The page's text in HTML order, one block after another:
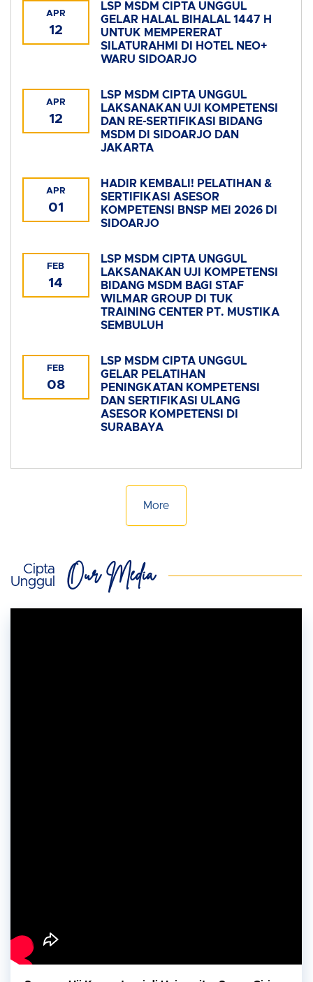
APR
12
LSP MSDM CIPTA UNGGUL
GELAR HALAL BIHALAL 1447 H
UNTUK MEMPERERAT
SILATURAHMI DI HOTEL NEO+
WARU SIDOARJO
APR
12
LSP MSDM CIPTA UNGGUL
LAKSANAKAN UJI KOMPETENSI
DAN RE-SERTIFIKASI BIDANG
MSDM DI SIDOARJO DAN
JAKARTA
APR
01
HADIR KEMBALI! PELATIHAN &
SERTIFIKASI ASESOR
KOMPETENSI BNSP MEI 2026 DI
SIDOARJO
FEB
14
LSP MSDM CIPTA UNGGUL
LAKSANAKAN UJI KOMPETENSI
BIDANG MSDM BAGI STAF
WILMAR GROUP DI TUK
TRAINING CENTER PT. MUSTIKA
SEMBULUH
FEB
08
LSP MSDM CIPTA UNGGUL
GELAR PELATIHAN
PENINGKATAN KOMPETENSI
DAN SERTIFIKASI ULANG
ASESOR KOMPETENSI DI
SURABAYA
More
Cipta
Unggul
Our Media